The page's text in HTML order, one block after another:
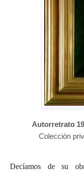
Autorretrato
Colección
Decíamos de su